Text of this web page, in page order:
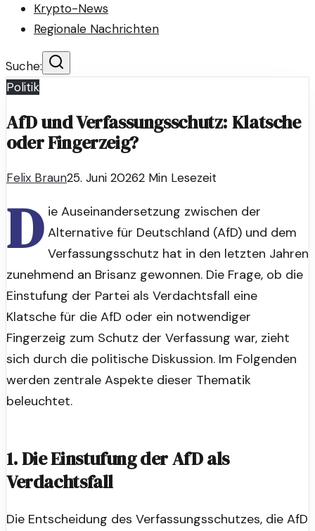
Krypto-News
Regionale Nachrichten
Suche:
Politik
AfD und Verfassungsschutz: Klatsche
oder Fingerzeig?
Felix Braun25. Juni 20262 Min Lesezeit
D ie Auseinandersetzung zwischen der
Alternative für Deutschland (AfD) und dem
Verfassungsschutz hat in den letzten Jahren
zunehmend an Brisanz gewonnen. Die Frage, ob die
Einstufung der Partei als Verdachtsfall eine
Klatsche für die AfD oder ein notwendiger
Fingerzeig zum Schutz der Verfassung war, zieht
sich durch die politische Diskussion. Im Folgenden
werden zentrale Aspekte dieser Thematik
beleuchtet.
1. Die Einstufung der AfD als
Verdachtsfall
Die Entscheidung des Verfassungsschutzes, die AfD